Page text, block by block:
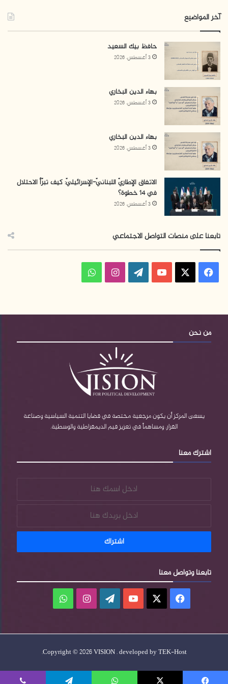
آخر المواضيع
حافظ بيك السعيد
3 أغسطس، 2026
بهاء الدين البخاري
3 أغسطس، 2026
بهاء الدين البخاري
3 أغسطس، 2026
الاتفاق الإطاريّ اللبنانيّ-الإسرائيليّ: كيف تبرّأ الاحتلال
في 14 خطوة؟
3 أغسطس، 2026
تابعنا على منصات التواصل الاجتماعي
فيسبوك ‫YouTube
‫WordPress
انستقرامواتساب
من نحن
يسعى المركز أن يكون مرجعية مختصة في قضايا التنمية السياسية وصناعة
القرار، ومساهماً في تعزيز قيم الديمقراطية والوسطية.
اشترك معنا
تابعنا وتواصل معنا
فيسبوك ‫YouTube
‫WordPress
انستقرامواتساب
Copyright © 2026 VISION . developed byTEK-Host
.